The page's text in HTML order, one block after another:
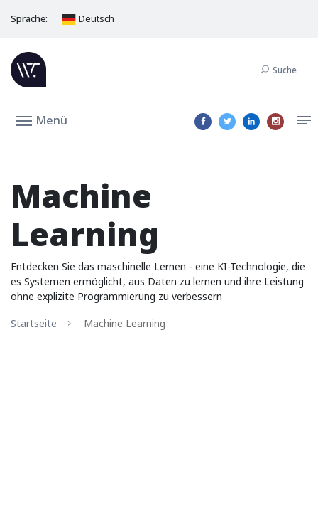
Sprache: Deutsch
Suche
Menü
Machine
Learning
Entdecken Sie das maschinelle Lernen - eine KI-Technologie, die
es Systemen ermöglicht, aus Daten zu lernen und ihre Leistung
ohne explizite Programmierung zu verbessern
Startseite
Machine Learning